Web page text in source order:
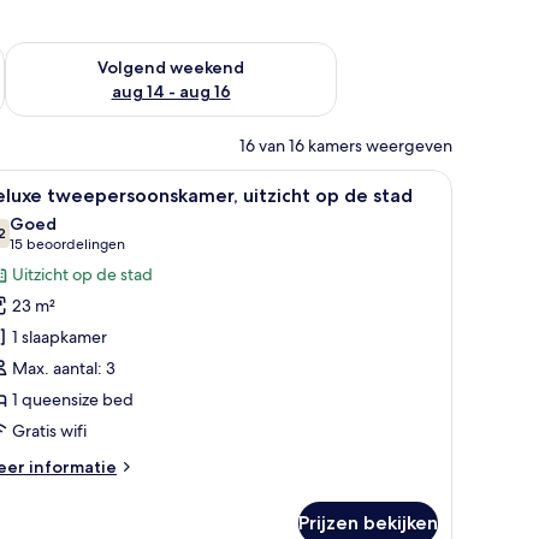
weekend aug 7 - aug 9
Volgend weekend
aug 14 - aug 16
De beschikbaarheid controleren voor volgend weekend aug
16 van 16 kamers weergeven
een kluis op de kamer, gratis wifi, beddengoed
Een hotelkamer met een groot bed,
8 tweepersoonskamer, uitzicht op de stad
van 10
Goed
15 beoordelingen
(15
beoordelingen)
Uitzicht op de stad
23 m²
1 slaapkamer
Max. aantal: 3
1 queensize bed
Gratis wifi
informatie
Prijzen bekijken